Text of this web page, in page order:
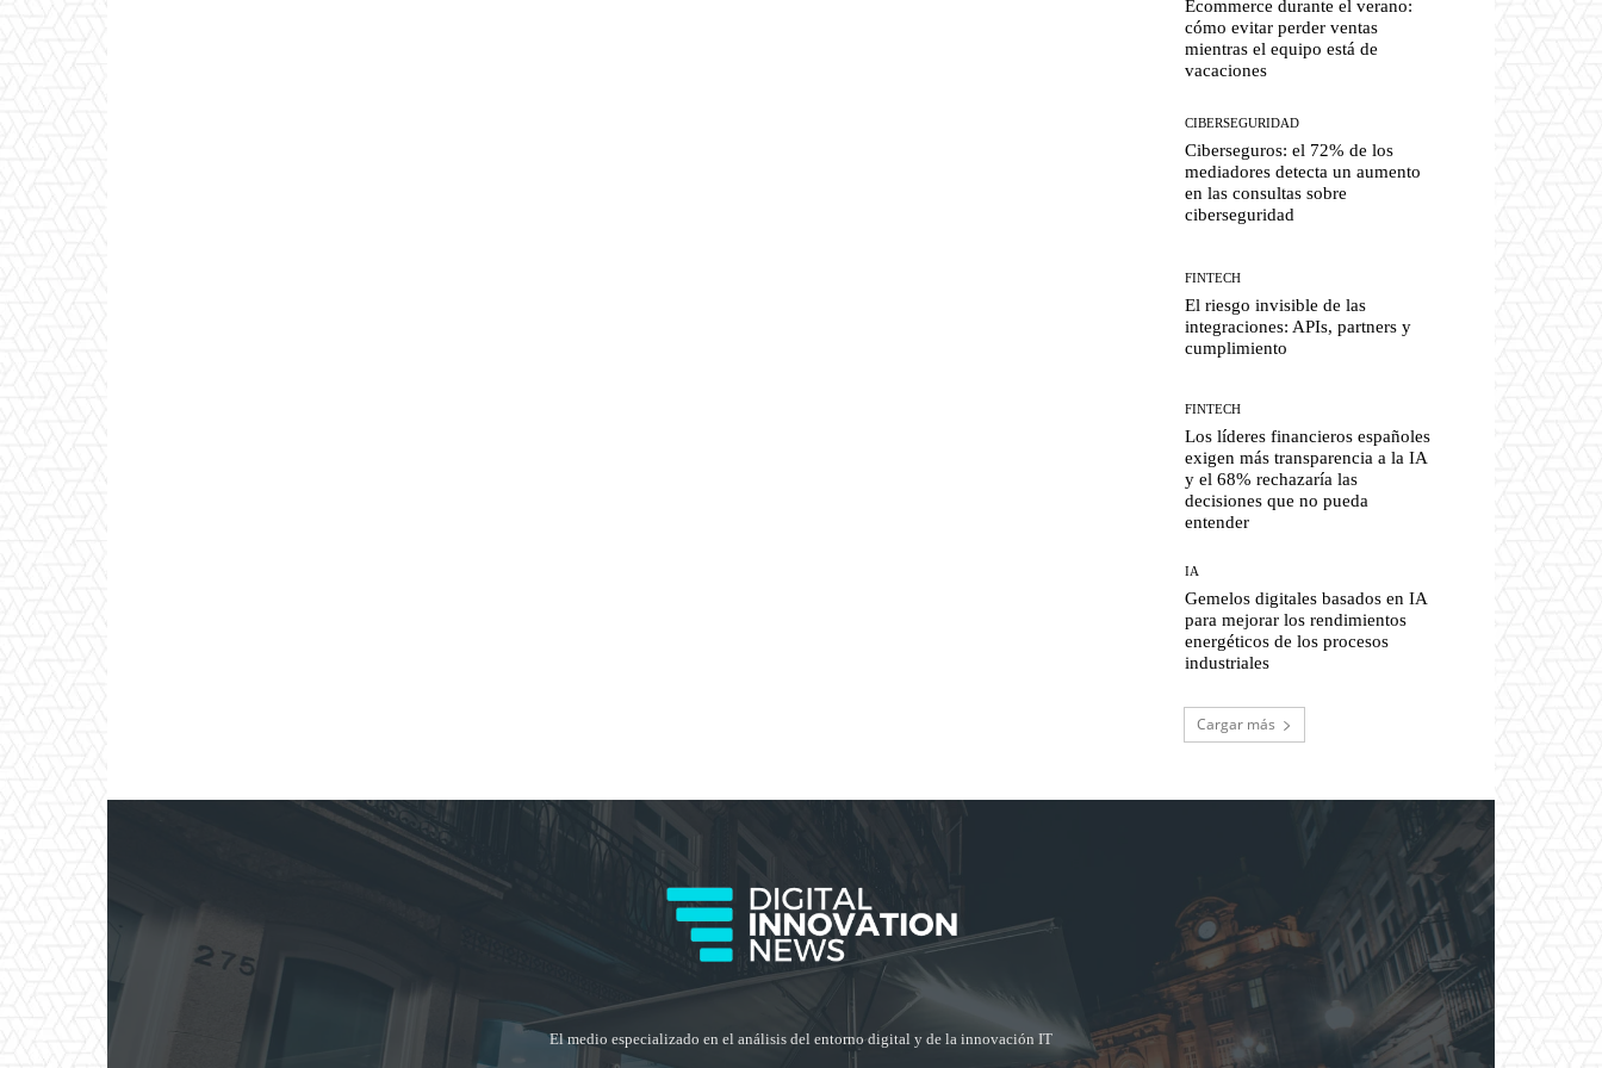
Ecommerce durante el verano:
cómo evitar perder ventas
mientras el equipo está de
vacaciones
CIBERSEGURIDAD
Ciberseguros: el 72% de los
mediadores detecta un aumento
en las consultas sobre
ciberseguridad
FINTECH
El riesgo invisible de las
integraciones: APIs, partners y
cumplimiento
FINTECH
Los líderes financieros españoles
exigen más transparencia a la IA
y el 68% rechazaría las
decisiones que no pueda
entender
IA
Gemelos digitales basados en IA
para mejorar los rendimientos
energéticos de los procesos
industriales
Cargar más
El medio especializado en el análisis del entorno digital y de la innovación IT